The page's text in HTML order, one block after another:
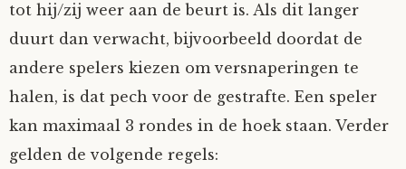
tot hij/zij weer aan de beurt is. Als dit langer
duurt dan verwacht, bijvoorbeeld doordat de
andere spelers kiezen om versnaperingen te
halen, is dat pech voor de gestrafte. Een speler
kan maximaal 3 rondes in de hoek staan. Verder
gelden de volgende regels: